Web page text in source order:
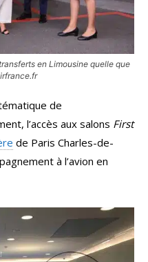
en Limousine quelle que
de
l’accès aux salons First
de Paris Charles-de-
à l’avion en